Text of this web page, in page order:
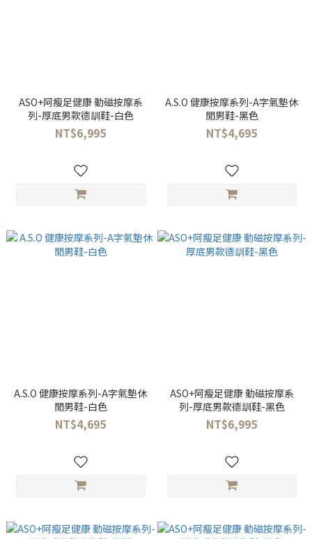
ASO+阿瘦足健康 動磁按摩系
列-厚底男款德訓鞋-白色
NT$6,995
A.S.O 健康按摩系列-A字氣墊休
閒男鞋-黑色
NT$4,695
A.S.O 健康按摩系列-A字氣墊休
閒男鞋-白色
NT$4,695
ASO+阿瘦足健康 動磁按摩系
列-厚底男款德訓鞋-黑色
NT$6,995